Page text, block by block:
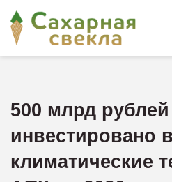
500 млрд рублей
инвестировано в
климатические